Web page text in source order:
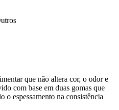
que não altera cor, o odor e
com base em duas gomas que
o espessamento na consistência